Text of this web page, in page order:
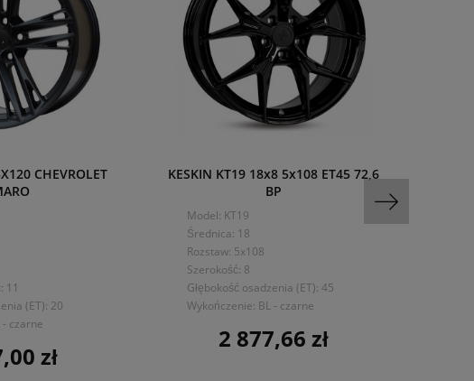
CHEVROLET
11
(ET): 20
czarne
zł
KESKIN KT19 18x8 5x108 ET45 72,6
BP
Model: KT19
Średnica: 18
Rozstaw: 5x108
Szerokość: 8
Głębokość osadzenia (ET): 45
Wykończenie: BL - czarne
Cena
2 877,66 zł